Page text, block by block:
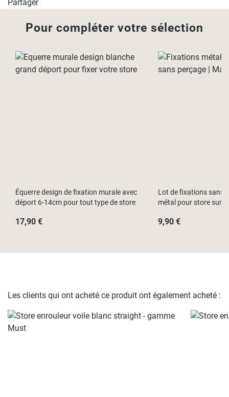
Partager
Pour compléter votre sélection
Équerre design de fixation murale avec
déport 6-14cm pour tout type de store
17,90 €
Lot de fixations sans
métal pour store sur
9,90 €
Les clients qui ont acheté ce produit ont également acheté :